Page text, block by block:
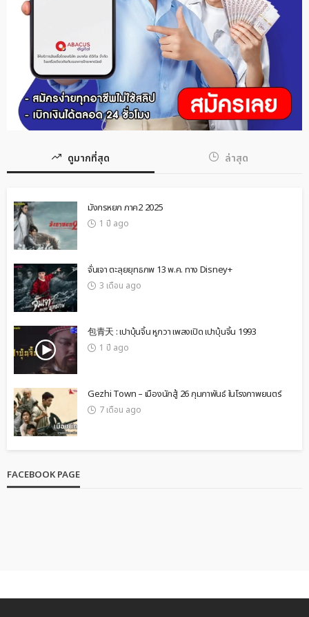
ดูมากที่สุด ล่าสุด
มังกรหยก ภาค2 2025
1 ปี ago
จั่นเจา ตะลุยยุทธภพ 13 พ.ค. ทาง Disney+
3 เดือน ago
包青天 : เปาบุ้นจิ้น หูกวา เพลงเปิด เปาบุ้นจิ้น 1993
1 ปี ago
Gezhi Town – เมืองนักสู้ 26 กุมภาพันธ์ ในโรงภาพยนตร์
7 เดือน ago
FACEBOOK PAGE